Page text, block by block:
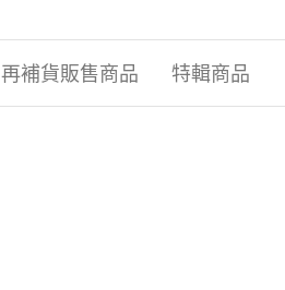
再補貨販售商品 特輯商品